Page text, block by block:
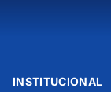
INSTITUCIONAL